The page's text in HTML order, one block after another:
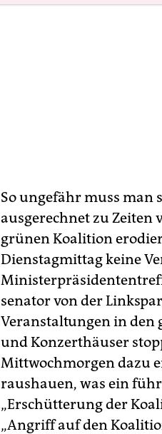
So ungefähr muss man
ausgerechnet zu Zeiten
grünen Koalition
Dienstagmittag keine
senator von der
Veranstaltungen in den
und Konzerthäuser
Mittwochmorgen dazu
raushauen, was ein
„Erschütterung der
„Angriff auf den